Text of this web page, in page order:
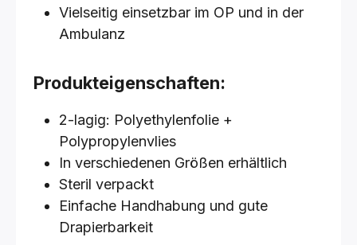
Vielseitig einsetzbar im OP und in der
Ambulanz
Produkteigenschaften:
2-lagig: Polyethylenfolie +
Polypropylenvlies
In verschiedenen Größen erhältlich
Steril verpackt
Einfache Handhabung und gute
Drapierbarkeit